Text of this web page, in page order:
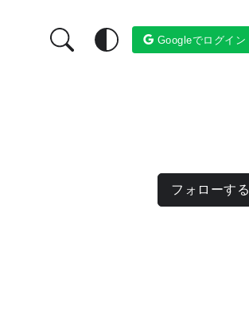
Googleでログイン
フォローする